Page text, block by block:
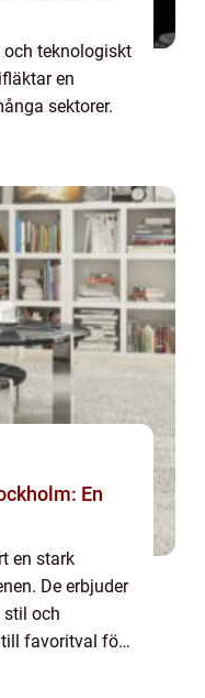
teknologiskt
en
sektorer.
En
en stark
De erbjuder
och
favoritval för